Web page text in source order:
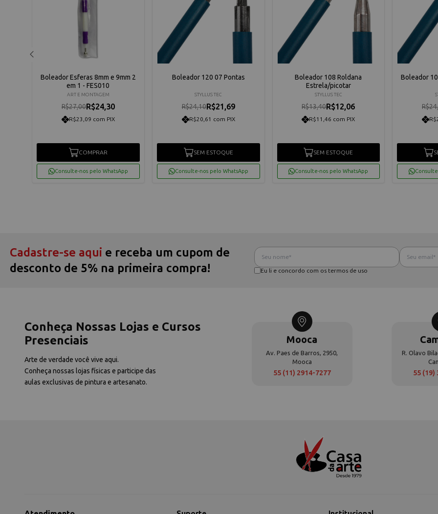
Boleador Esferas 8mm e 9mm 2
em 1 - FES010
ART E MONTAGEM
R$27,00R$24,30
R$23,09 com PIX
COMPRAR
Consulte-nos pelo WhatsApp
Boleador 120 07 Pontas
STYLLUS TEC
R$24,10R$21,69
R$20,61 com PIX
SEM ESTOQUE
Consulte-nos pelo WhatsApp
Boleador 108 Roldana
Estrela/picotar
STYLLUS TEC
R$13,40R$12,06
R$11,46 com PIX
SEM ESTOQUE
Consulte-nos pelo WhatsApp
Boleador
Cadastre-se aqui e receba um cupom de
desconto de 5% na primeira compra!
Eu li e concordo com os termos de uso
Conheça Nossas Lojas e Cursos
Presenciais
Arte de verdade você vive aqui.
Conheça nossas lojas físicas e participe das
aulas exclusivas de pintura e artesanato.
Mooca
Av. Paes de Barros, 2950,
Mooca
55 (11) 2914-7277
R. Olavo
55 (19)